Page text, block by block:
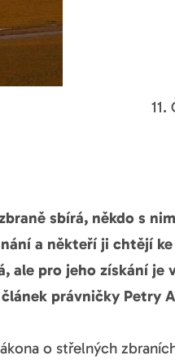
11.
sbírá, někdo s
a někteří ji chtějí
ale pro jeho získání je
právničky Petry
o střelných